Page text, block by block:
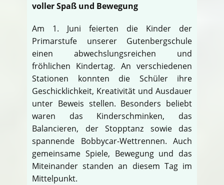
voller Spaß und Bewegung
Am 1. Juni feierten die Kinder der
Primarstufe unserer Gutenbergschule
einen abwechslungsreichen und
fröhlichen Kindertag. An verschiedenen
Stationen konnten die Schüler ihre
Geschicklichkeit, Kreativität und Ausdauer
unter Beweis stellen. Besonders beliebt
waren das Kinderschminken, das
Balancieren, der Stopptanz sowie das
spannende Bobbycar-Wettrennen. Auch
gemeinsame Spiele, Bewegung und das
Miteinander standen an diesem Tag im
Mittelpunkt.